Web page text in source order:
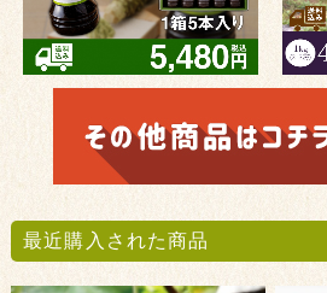
最近購入された商品